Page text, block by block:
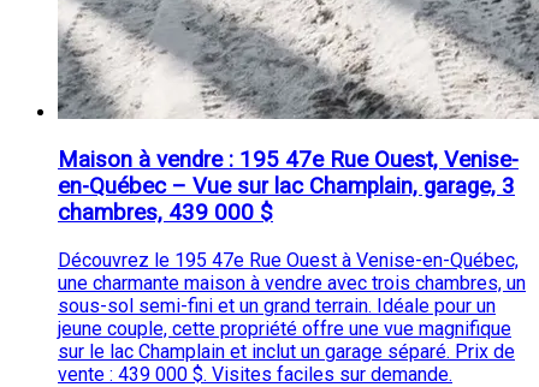
Maison à vendre : 195 47e Rue Ouest, Venise-
en-Québec – Vue sur lac Champlain, garage, 3
chambres, 439 000 $
Découvrez le 195 47e Rue Ouest à Venise-en-Québec,
une charmante maison à vendre avec trois chambres, un
sous-sol semi-fini et un grand terrain. Idéale pour un
jeune couple, cette propriété offre une vue magnifique
sur le lac Champlain et inclut un garage séparé. Prix de
vente : 439 000 $. Visites faciles sur demande.